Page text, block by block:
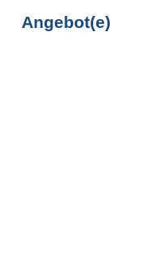
Angebot(e)